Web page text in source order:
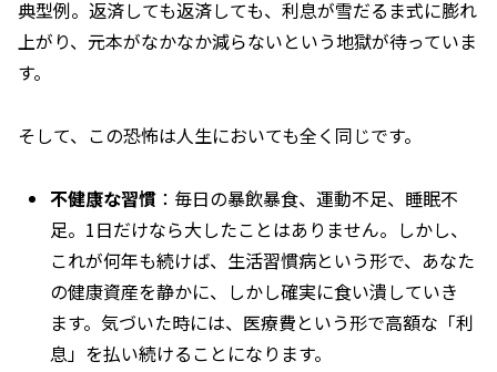
典型例。返済しても返済しても、利息が雪だるま式に膨れ
上がり、元本がなかなか減らないという地獄が待っていま
す。
そして、この恐怖は人生においても全く同じです。
不健康な習慣 ：毎日の暴飲暴食、運動不足、睡眠不
足。1日だけなら大したことはありません。しかし、
これが何年も続けば、生活習慣病という形で、あなた
の健康資産を静かに、しかし確実に食い潰していき
ます。気づいた時には、医療費という形で高額な「利
息」を払い続けることになります。